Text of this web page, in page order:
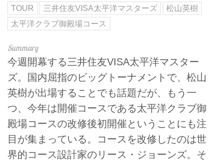
TOUR 三井住友VISA太平洋マスターズ
松山英樹
太平洋クラブ御殿場コース
今週開幕する三井住友VISA太平洋マスター
ズ。国内屈指のビッグトーナメントで、松山
英樹が出場することでも話題だが、もう一
つ、今年は開催コースである太平洋クラブ御
殿場コースの改修後初開催ということにも注
目が集まっている。コースを改修したのは世
界的コース設計家のリース・ジョーンズ。そ